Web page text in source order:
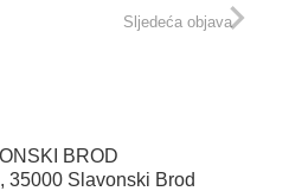
Sljedeća objava
BROD
35000 Slavonski Brod